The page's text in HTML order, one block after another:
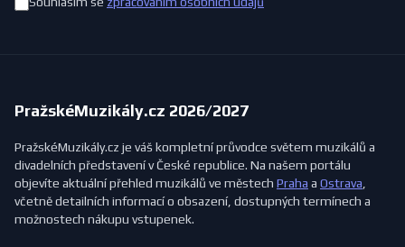
PražskéMuzikály.cz 2026/2027
PražskéMuzikály.cz je váš kompletní průvodce světem muzikálů a
divadelních představení v České republice. Na našem portálu
objevíte aktuální přehled muzikálů ve městech Praha a Ostrava,
včetně detailních informací o obsazení, dostupných termínech a
možnostech nákupu vstupenek.